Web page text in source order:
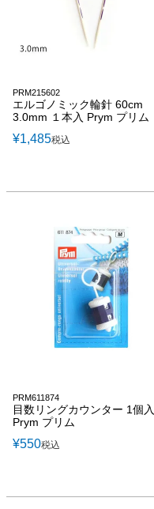
PRM215602
エルゴノミック輪針 60cm
3.0mm １本入 Prym プリム
¥1,485税込
PRM611874
目数リングカウンター 1個入
Prym プリム
¥550税込